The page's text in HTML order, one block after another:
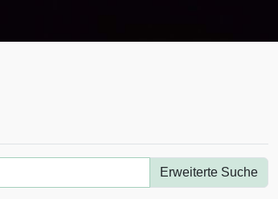
Erweiterte Suche